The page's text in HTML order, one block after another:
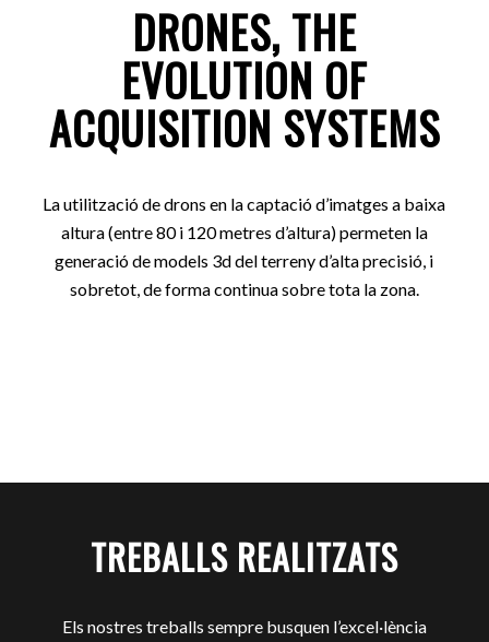
DRONES, THE
EVOLUTION OF
ACQUISITION SYSTEMS
La utilització de drons en la captació d’imatges a baixa
altura (entre 80 i 120 metres d’altura) permeten la
generació de models 3d del terreny d’alta precisió, i
sobretot, de forma continua sobre tota la zona.
TREBALLS REALITZATS
Els nostres treballs sempre busquen l’excel·lència